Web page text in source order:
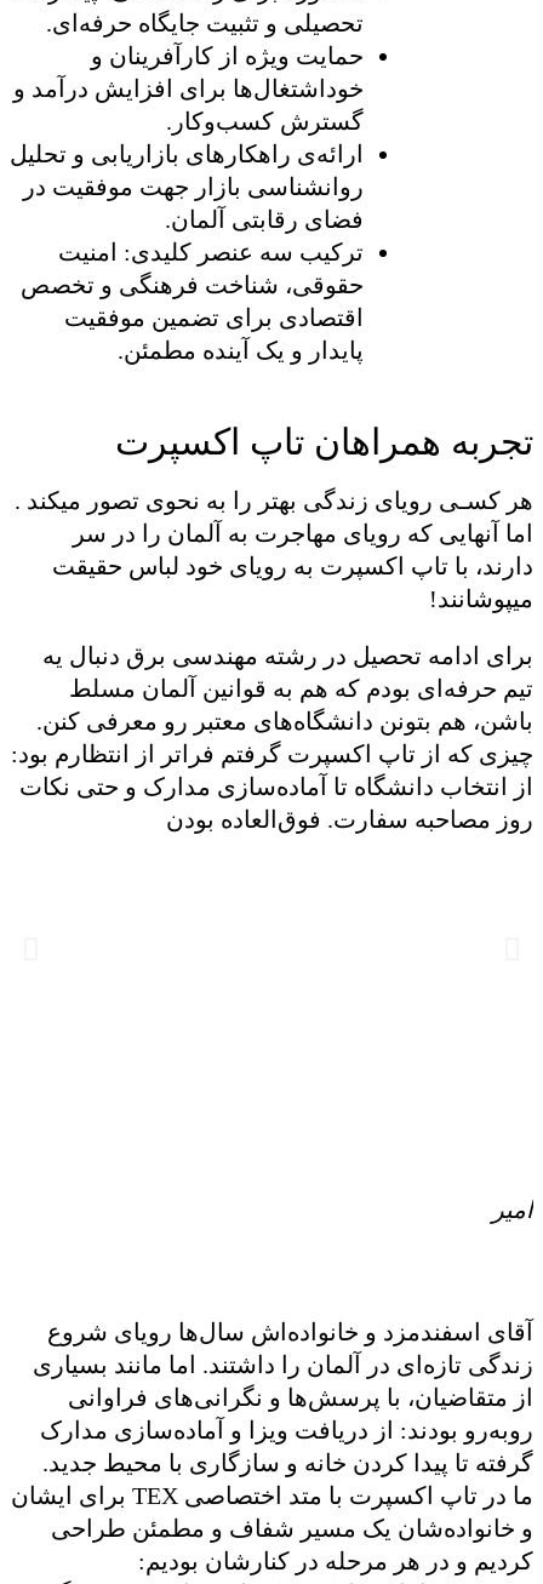
تحصیلی و تثبیت جایگاه حرفه‌ای.
حمایت ویژه از کارآفرینان و
خوداشتغال‌ها برای افزایش درآمد و
گسترش کسب‌وکار.
ارائه‌ی راهکارهای بازاریابی و تحلیل
روانشناسی بازار جهت موفقیت در
فضای رقابتی آلمان.
ترکیب سه عنصر کلیدی: امنیت
حقوقی، شناخت فرهنگی و تخصص
اقتصادی برای تضمین موفقیت
پایدار و یک آینده مطمئن.
تجربه همراهان تاپ اکسپرت
هر کسـی رویای زندگی بهتر را به نحوی تصور میکند .
اما آنهایی که رویای مهاجرت به آلمان را در سر
دارند، با تاپ اکسپرت به رویای خود لباس حقیقت
میپوشانند!
برای ادامه تحصیل در رشته مهندسی برق دنبال یه
تیم حرفه‌ای بودم که هم به قوانین آلمان مسلط
باشن، هم بتونن دانشگاه‌های معتبر رو معرفی کنن.
چیزی که از تاپ اکسپرت گرفتم فراتر از انتظارم بود:
از انتخاب دانشگاه تا آماده‌سازی مدارک و حتی نکات
روز مصاحبه سفارت. فوق‌العاده بودن
امیر
آقای اسفندمزد و خانواده‌اش سال‌ها رویای شروع
زندگی تازه‌ای در آلمان را داشتند. اما مانند بسیاری
از متقاضیان، با پرسش‌ها و نگرانی‌های فراوانی
روبه‌رو بودند: از دریافت ویزا و آماده‌سازی مدارک
گرفته تا پیدا کردن خانه و سازگاری با محیط جدید.
ما در تاپ اکسپرت با متد اختصاصی TEX برای ایشان
و خانواده‌شان یک مسیر شفاف و مطمئن طراحی
کردیم و در هر مرحله در کنارشان بودیم: